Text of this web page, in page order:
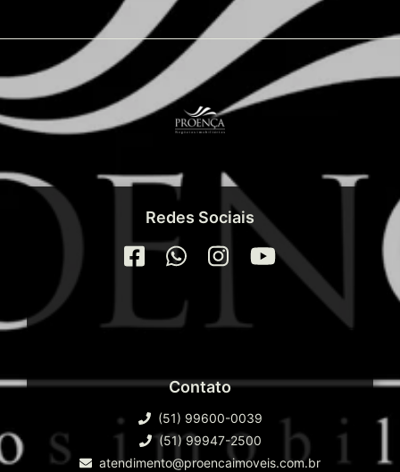
Redes Sociais
Contato
(51) 99600-0039
(51) 99947-2500
atendimento@proencaimoveis.com.br